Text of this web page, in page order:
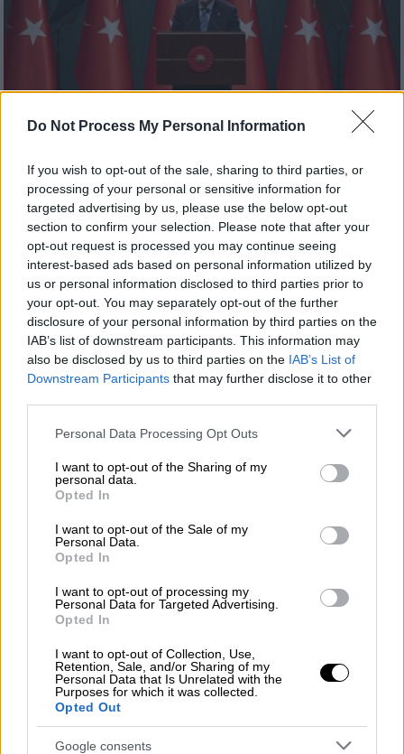
Do Not Process My Personal Information
If you wish to opt-out of the sale, sharing to third parties, or
processing of your personal or sensitive information for
targeted advertising by us, please use the below opt-out
section to confirm your selection. Please note that after your
opt-out request is processed you may continue seeing
interest-based ads based on personal information utilized by
us or personal information disclosed to third parties prior to
your opt-out. You may separately opt-out of the further
disclosure of your personal information by third parties on the
IAB’s list of downstream participants. This information may
also be disclosed by us to third parties on the IAB’s List of
Downstream Participants that may further disclose it to other
Please note that this website/app uses one or more Google
not limited to your visit or usage behaviour. You may click to
grant or deny consent to Google and its third-party tags to
use your data for below specified purposes in below Google
consent section.
Personal Data Processing Opt Outs
I want to opt-out of the Sharing of my
personal data.
Opted In
I want to opt-out of the Sale of my
Personal Data.
Opted In
I want to opt-out of processing my
Personal Data for Targeted Advertising.
Opted In
I want to opt-out of Collection, Use,
Retention, Sale, and/or Sharing of my
Personal Data that Is Unrelated with the
Purposes for which it was collected.
Opted Out
Google consents
Μετά το ναυάγιο του EastMed, ο
Ερντογάν τείνει χείρα φιλίας στο Ισραήλ
Πιθανή επίσκεψη του ισραηλινού ομολόγου
του ανήγγειλε ο τούρκος πρόεδρος
Ελλάδα 18.01.2022 22:53
Φάμελλος: Επικίνδυνα νοσοκομειακά
απόβλητα από όλη την Ελλάδα
καταλήγουν στον ΧΥΤΑ Μαυροράχης
Σοβαρή καταγγελία από τον τομεάρχη
Περιβάλλοντος του ΣΥΡΙΖΑ